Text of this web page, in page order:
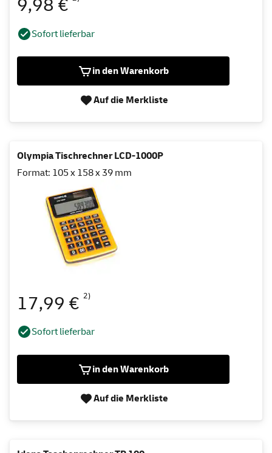
9,98 €
Sofort lieferbar
in den Warenkorb
Auf die Merkliste
Olympia Tischrechner LCD-1000P
Format: 105 x 158 x 39 mm
17,99 € 2)
Sofort lieferbar
in den Warenkorb
Auf die Merkliste